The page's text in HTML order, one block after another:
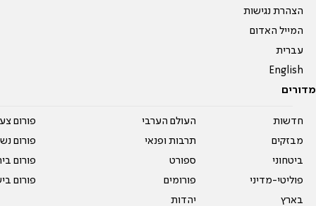
הצהרת נגישות
המייל האדום
עברית
English
מדורים
חדשות
מבזקים
ביטחוני
פוליטי-מדיני
בארץ
העולם הערבי
תרבות ופנאי
ספורט
פורומים
יהדות
פורום
פורום
פורום
פורום